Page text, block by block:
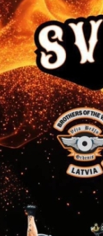
piedāvājam
tautas
Otējuma